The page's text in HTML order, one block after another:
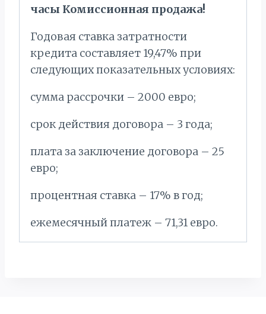
часы Комиссионная продажа!
Годовая ставка затратности
кредита составляет 19,47% при
следующих показательных условиях:
сумма рассрочки – 2000 евро;
срок действия договора – 3 года;
плата за заключение договора – 25
евро;
процентная ставка – 17% в год;
ежемесячный платеж – 71,31 евро.